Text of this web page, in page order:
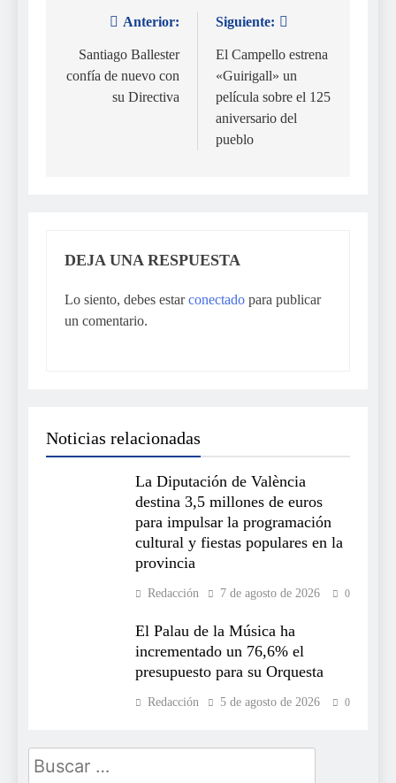
Navegación
de
entradas
Anterior:
Santiago Ballester
confía de nuevo con
su Directiva
Siguiente:
El Campello estrena
«Guirigall» un
película sobre el 125
aniversario del
pueblo
DEJA UNA RESPUESTA
Lo siento, debes estarconectado para publicar
un comentario.
Noticias relacionadas
La Diputación de València
destina 3,5 millones de euros
para impulsar la programación
cultural y fiestas populares en la
provincia
Redacción 7 de agosto de 2026 0
El Palau de la Música ha
incrementado un 76,6% el
presupuesto para su Orquesta
Redacción 5 de agosto de 2026 0
Buscar: